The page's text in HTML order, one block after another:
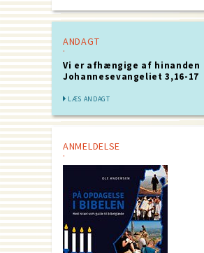
ANDAGT
Vi er afhængige af hinanden
Johannesevangeliet 3,16-17
LÆS ANDAGT
ANMELDELSE